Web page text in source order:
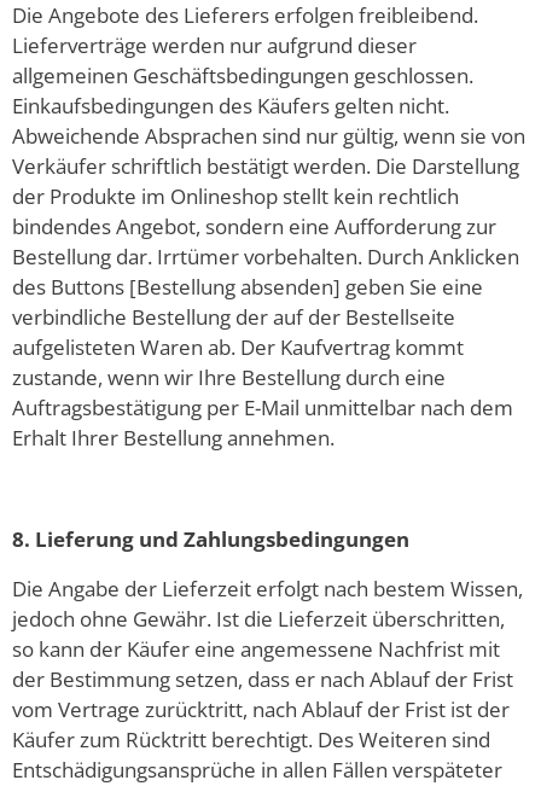
Die Angebote des Lieferers erfolgen freibleibend.
Lieferverträge werden nur aufgrund dieser
allgemeinen Geschäftsbedingungen geschlossen.
Einkaufsbedingungen des Käufers gelten nicht.
Abweichende Absprachen sind nur gültig, wenn sie von
Verkäufer schriftlich bestätigt werden. Die Darstellung
der Produkte im Onlineshop stellt kein rechtlich
bindendes Angebot, sondern eine Aufforderung zur
Bestellung dar. Irrtümer vorbehalten. Durch Anklicken
des Buttons [Bestellung absenden] geben Sie eine
verbindliche Bestellung der auf der Bestellseite
aufgelisteten Waren ab. Der Kaufvertrag kommt
zustande, wenn wir Ihre Bestellung durch eine
Auftragsbestätigung per E-Mail unmittelbar nach dem
Erhalt Ihrer Bestellung annehmen.
8. Lieferung und Zahlungsbedingungen
Die Angabe der Lieferzeit erfolgt nach bestem Wissen,
jedoch ohne Gewähr. Ist die Lieferzeit überschritten,
so kann der Käufer eine angemessene Nachfrist mit
der Bestimmung setzen, dass er nach Ablauf der Frist
vom Vertrage zurücktritt, nach Ablauf der Frist ist der
Käufer zum Rücktritt berechtigt. Des Weiteren sind
Entschädigungsansprüche in allen Fällen verspäteter